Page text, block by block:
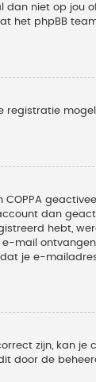
dan niet op jou
het phpBB
registratie
dan
hebt,
mail
dat je e-
zijn, kan je
door de